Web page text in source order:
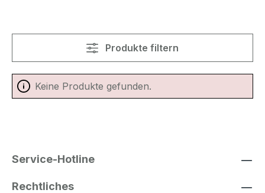
Produkte filtern
Keine Produkte gefunden.
Service-Hotline
Rechtliches